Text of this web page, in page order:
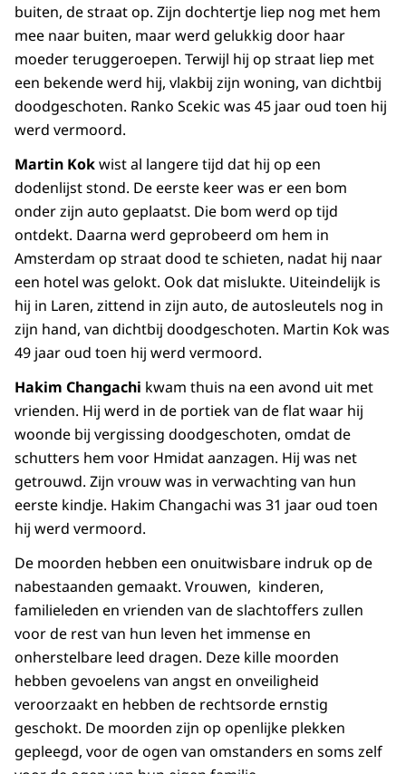
buiten, de straat op. Zijn dochtertje liep nog met hem
mee naar buiten, maar werd gelukkig door haar
moeder teruggeroepen. Terwijl hij op straat liep met
een bekende werd hij, vlakbij zijn woning, van dichtbij
doodgeschoten. Ranko Scekic was 45 jaar oud toen hij
werd vermoord.
Martin Kokwist al langere tijd dat hij op een
dodenlijst stond. De eerste keer was er een bom
onder zijn auto geplaatst. Die bom werd op tijd
ontdekt. Daarna werd geprobeerd om hem in
Amsterdam op straat dood te schieten, nadat hij naar
een hotel was gelokt. Ook dat mislukte. Uiteindelijk is
hij in Laren, zittend in zijn auto, de autosleutels nog in
zijn hand, van dichtbij doodgeschoten. Martin Kok was
49 jaar oud toen hij werd vermoord.
Hakim Changachi kwam thuis na een avond uit met
vrienden. Hij werd in de portiek van de flat waar hij
woonde bij vergissing doodgeschoten, omdat de
schutters hem voor Hmidat aanzagen. Hij was net
getrouwd. Zijn vrouw was in verwachting van hun
eerste kindje. Hakim Changachi was 31 jaar oud toen
hij werd vermoord.
De moorden hebben een onuitwisbare indruk op de
nabestaanden gemaakt. Vrouwen, kinderen,
familieleden en vrienden van de slachtoffers zullen
voor de rest van hun leven het immense en
onherstelbare leed dragen. Deze kille moorden
hebben gevoelens van angst en onveiligheid
veroorzaakt en hebben de rechtsorde ernstig
geschokt. De moorden zijn op openlijke plekken
gepleegd, voor de ogen van omstanders en soms zelf